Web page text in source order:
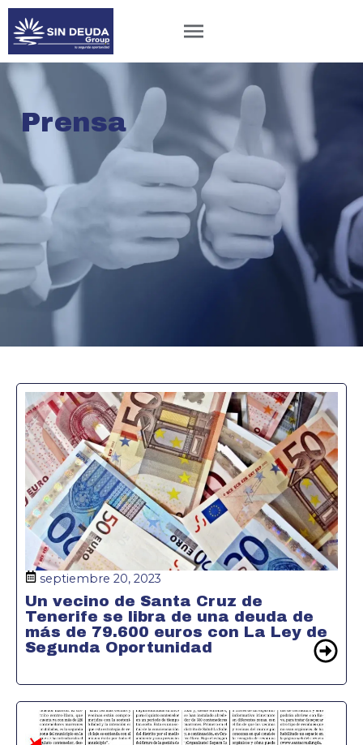
Prensa
septiembre 20, 2023
Un vecino de Santa Cruz de
Tenerife se libra de una deuda de
más de 79.600 euros con La Ley de
Segunda Oportunidad